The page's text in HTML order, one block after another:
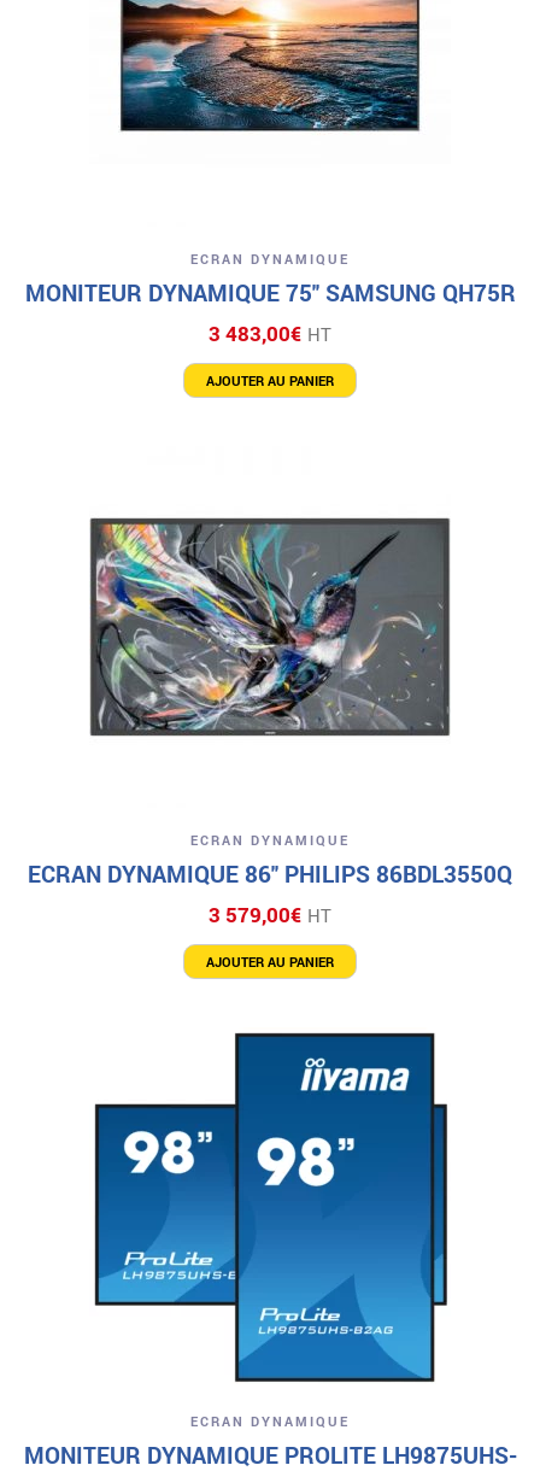
ECRAN DYNAMIQUE
MONITEUR DYNAMIQUE 75″ SAMSUNG QH75R
3 483,00€ HT
AJOUTER AU PANIER
ECRAN DYNAMIQUE
ECRAN DYNAMIQUE 86″ PHILIPS 86BDL3550Q
3 579,00€ HT
AJOUTER AU PANIER
ECRAN DYNAMIQUE
MONITEUR DYNAMIQUE PROLITE LH9875UHS-